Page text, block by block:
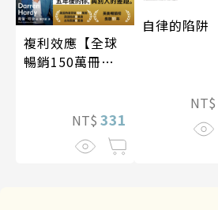
複利效應【全球
暢銷150萬冊・
NT$ 331
自律的陷阱
NT$